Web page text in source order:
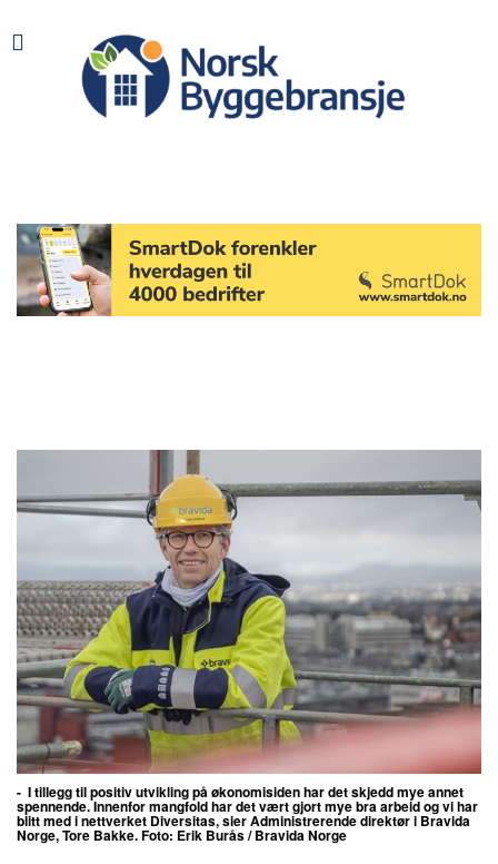
- I tillegg til positiv utvikling på økonomisiden har det skjedd mye annet
spennende. Innenfor mangfold har det vært gjort mye bra arbeid og vi har
blitt med i nettverket Diversitas, sierAdministrerende direktør i Bravida
Norge, Tore Bakke. Foto: Erik Burås / Bravida Norge